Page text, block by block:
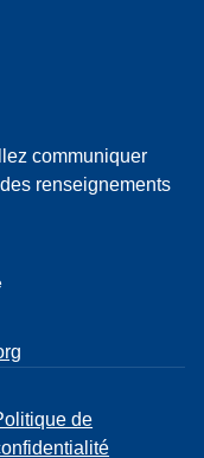
communiquer
renseignements
de